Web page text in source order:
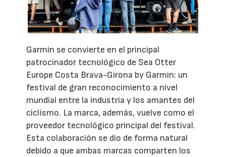
Garmin se convierte en el principal
patrocinador tecnológico de Sea Otter
Europe Costa Brava-Girona by Garmin: un
festival de gran reconocimiento a nivel
mundial entre la industria y los amantes del
ciclismo. La marca, además, vuelve como el
proveedor tecnológico principal del festival.
Esta colaboración se dio de forma natural
debido a que ambas marcas comparten los